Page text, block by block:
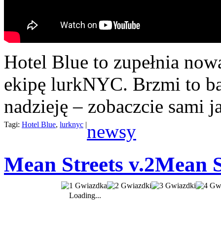
Hotel Blue to zupełnia
ekipę lurkNYC. Brzmi to
nadzieję – zobaczcie sami
Tagi: Hotel Blue, lurknyc |newsy
Mean Streets v.2Mean
Loading...